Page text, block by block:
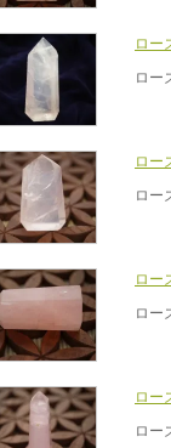
ロー
ロー
ロー
ロー
ロー
ロー
ロー
ロー